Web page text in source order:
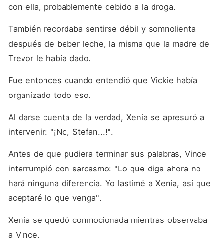
con ella, probablemente debido a la droga.
También recordaba sentirse débil y somnolienta
después de beber leche, la misma que la madre de
Trevor le había dado.
Fue entonces cuando entendió que Vickie había
organizado todo eso.
Al darse cuenta de la verdad, Xenia se apresuró a
intervenir: "¡No, Stefan...!".
Antes de que pudiera terminar sus palabras, Vince
interrumpió con sarcasmo: "Lo que diga ahora no
hará ninguna diferencia. Yo lastimé a Xenia, así que
aceptaré lo que venga".
Xenia se quedó conmocionada mientras observaba
a Vince.